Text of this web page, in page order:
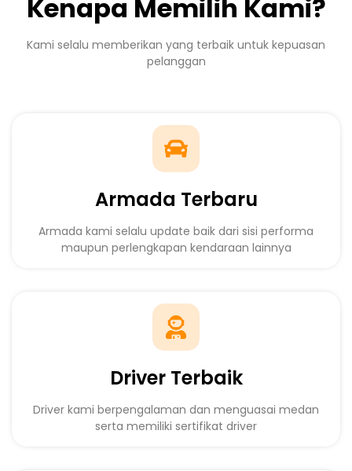
Kenapa Memilih Kami?
Kami selalu memberikan yang terbaik untuk kepuasan
pelanggan
Armada Terbaru
Armada kami selalu update baik dari sisi performa
maupun perlengkapan kendaraan lainnya
Driver Terbaik
Driver kami berpengalaman dan menguasai medan
serta memiliki sertifikat driver